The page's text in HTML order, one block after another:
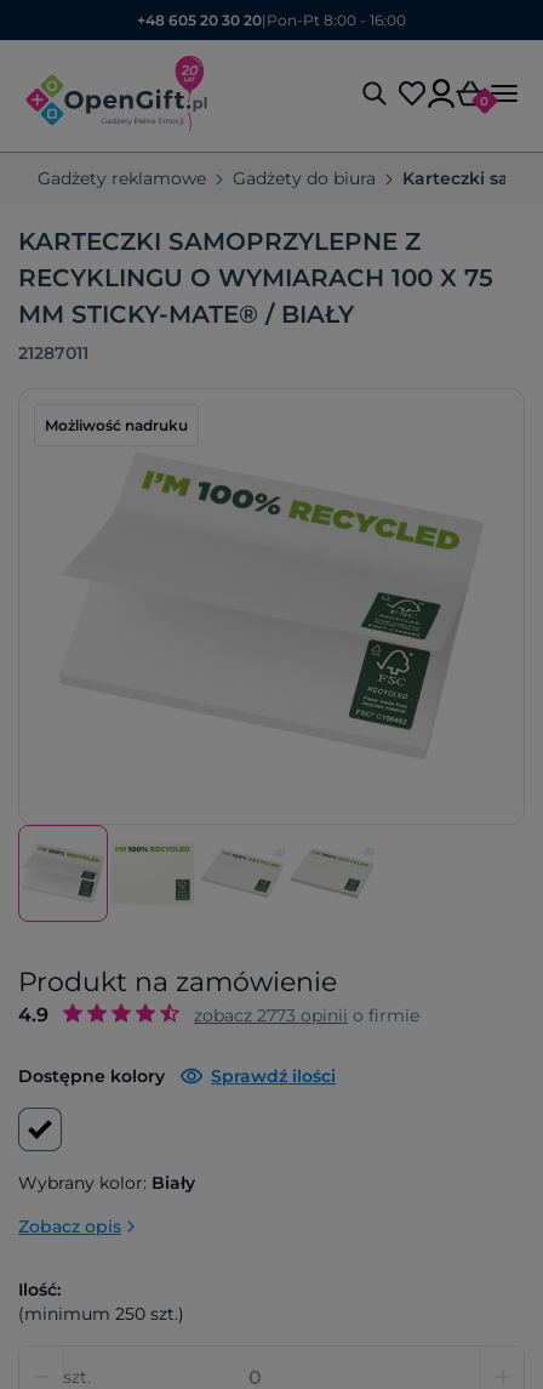
+48 605 20 30 20| Pon-Pt 8:00 - 16:00
0
Gadżety reklamowe Gadżety do biura Karteczki
KARTECZKI SAMOPRZYLEPNE Z
RECYKLINGU O WYMIARACH 100 X 75
MM STICKY-MATE® / BIAŁY
21287011
Możliwość nadruku
Produkt na zamówienie
4.9 zobacz 2773 opinii o firmie
Dostępne kolory Sprawdź ilości
Wybrany kolor: Biały
Zobacz opis
Ilość:
(minimum 250 szt.)
szt.